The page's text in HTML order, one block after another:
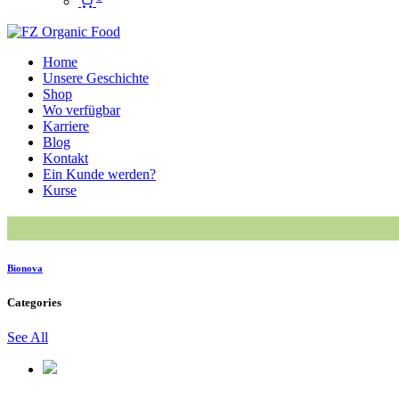
Home
Unsere Geschichte
Shop
Wo verfügbar
Karriere
Blog
Kontakt
Ein Kunde werden?
Kurse
Bionova
Categories
See All